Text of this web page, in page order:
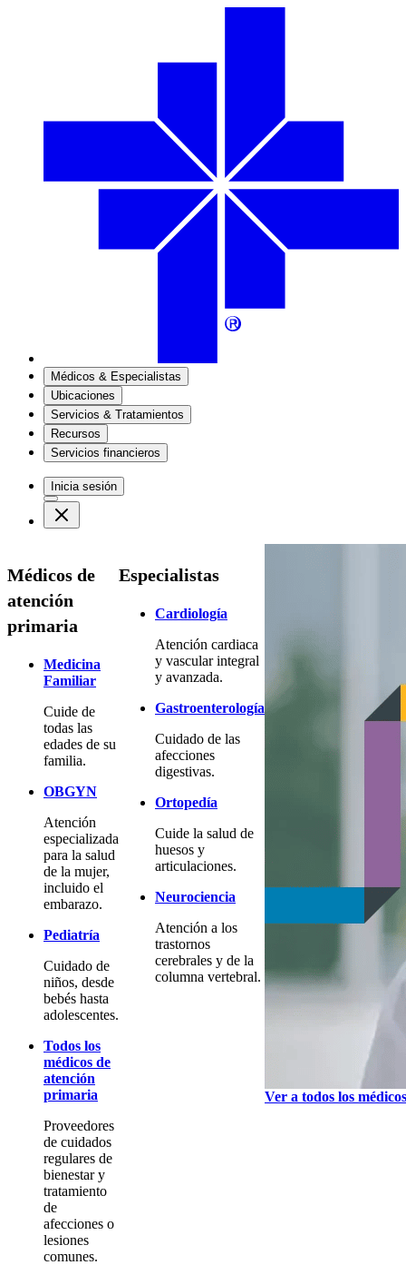
Médicos & Especialistas
Ubicaciones
Servicios & Tratamientos
Recursos
Servicios financieros
Inicia sesión
Médicos de
atención
primaria
Medicina
Familiar
Cuide de
todas las
edades de su
familia.
OBGYN
Atención
especializada
para la salud
de la mujer,
incluido el
embarazo.
Pediatría
Cuidado de
niños, desde
bebés hasta
adolescentes.
Todos los
médicos de
atención
primaria
Proveedores
de cuidados
regulares de
bienestar y
tratamiento
de
afecciones o
lesiones
comunes.
Especialistas
Cardiología
Atención cardiaca
y vascular integral
y avanzada.
Gastroenterología
Cuidado de las
afecciones
digestivas.
Ortopedía
Cuide la salud de
huesos y
articulaciones.
Neurociencia
Atención a los
trastornos
cerebrales y de la
columna vertebral.
Ver a todos los médicos